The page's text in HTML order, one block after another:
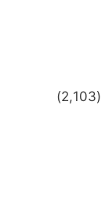
(2,103)